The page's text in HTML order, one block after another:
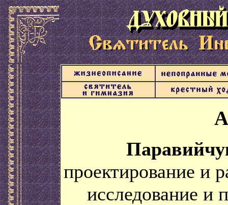
проектирование и
исследование и